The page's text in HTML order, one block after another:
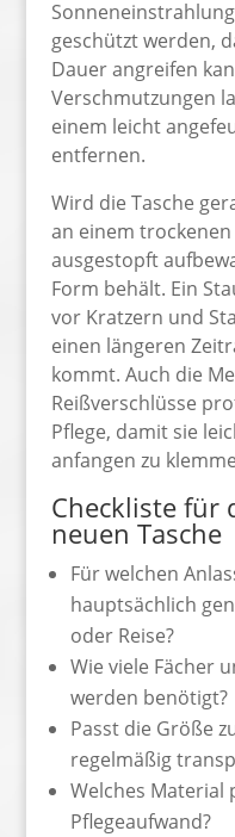
geschützt werden,
Dauer angreifen
Verschmutzungen
einem leicht
entfernen.
Wird die Tasche
an einem
ausgestopft
Form behält. Ein
vor Kratzern und
einen längeren
kommt. Auch die
Reißverschlüsse
Pflege, damit sie
anfangen zu
Checkliste für
neuen Tasche
Für welchen
hauptsächlich
oder Reise?
Wie viele Fächer
werden benötigt?
Passt die Größe
regelmäßig
Welches Material
Pflegeaufwand?